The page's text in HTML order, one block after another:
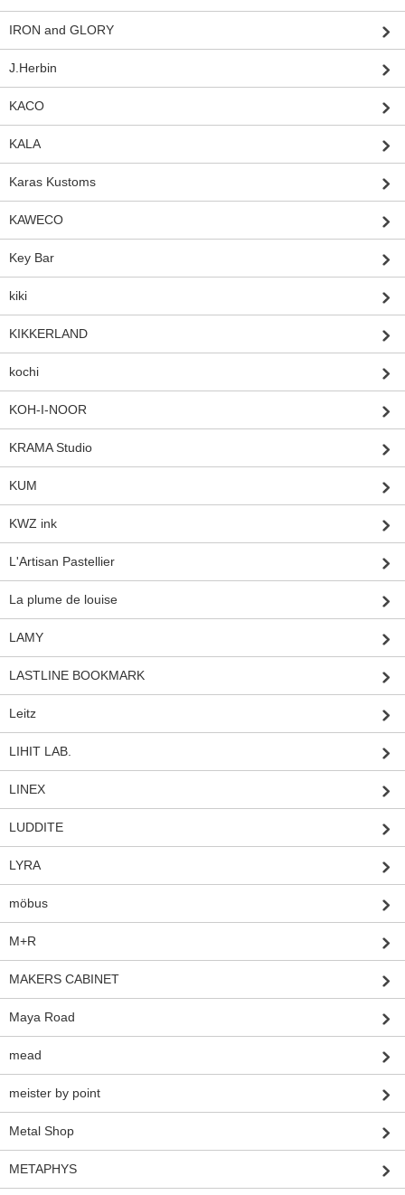
IRON and GLORY
J.Herbin
KACO
KALA
Karas Kustoms
KAWECO
Key Bar
kiki
KIKKERLAND
kochi
KOH-I-NOOR
KRAMA Studio
KUM
KWZ ink
L'Artisan Pastellier
La plume de louise
LAMY
LASTLINE BOOKMARK
Leitz
LIHIT LAB.
LINEX
LUDDITE
LYRA
möbus
M+R
MAKERS CABINET
Maya Road
mead
meister by point
Metal Shop
METAPHYS